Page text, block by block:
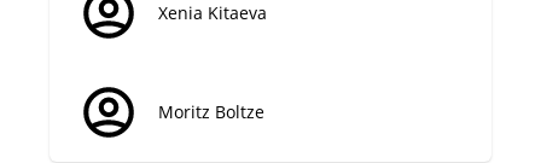
Xenia Kitaeva
Moritz Boltze